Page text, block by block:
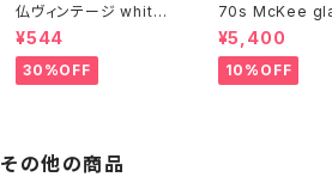
仏ヴィンテージ white l
ucite confetti 山型イ
ヤリング
¥544
30%OFF
70s McKee
ompany ハンドペイン
トハンド小皿（赤
¥5,400
10%OFF
その他の商品